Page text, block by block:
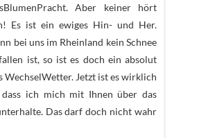
Aber keiner hört
Es ist ein ewiges Hin- und Her.
bei uns im Rheinland kein Schnee
ist, so ist es doch ein absolut
WechselWetter. Jetzt ist es wirklich
ich mich mit Ihnen über das
Das darf doch nicht wahr